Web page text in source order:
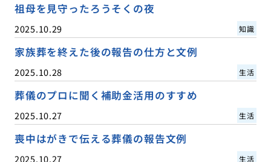
祖母を見守ったろうそくの夜
2025.10.29 知識
家族葬を終えた後の報告の仕方と文例
2025.10.28 生活
葬儀のプロに聞く補助金活用のすすめ
2025.10.27 生活
喪中はがきで伝える葬儀の報告文例
2025.10.27 生活